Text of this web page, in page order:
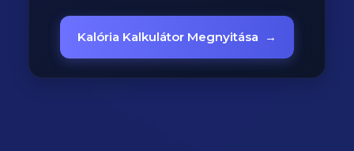
Kalória Kalkulátor Megnyitása →